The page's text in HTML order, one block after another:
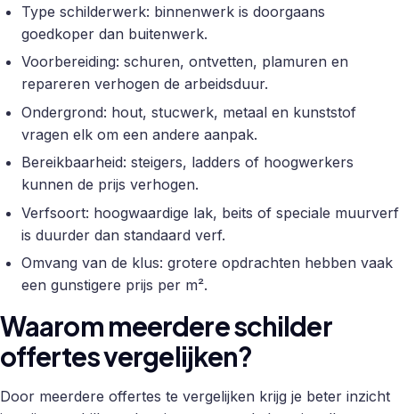
Type schilderwerk: binnenwerk is doorgaans
goedkoper dan buitenwerk.
Voorbereiding: schuren, ontvetten, plamuren en
repareren verhogen de arbeidsduur.
Ondergrond: hout, stucwerk, metaal en kunststof
vragen elk om een andere aanpak.
Bereikbaarheid: steigers, ladders of hoogwerkers
kunnen de prijs verhogen.
Verfsoort: hoogwaardige lak, beits of speciale muurverf
is duurder dan standaard verf.
Omvang van de klus: grotere opdrachten hebben vaak
een gunstigere prijs per m².
Waarom meerdere schilder
offertes vergelijken?
Door meerdere offertes te vergelijken krijg je beter inzicht